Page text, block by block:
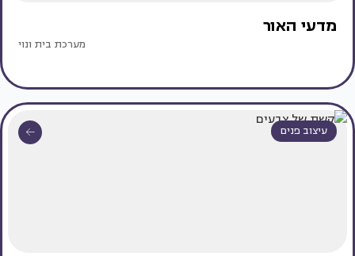
מדעי האור
מערכת בית ונוי
עיצוב פנים